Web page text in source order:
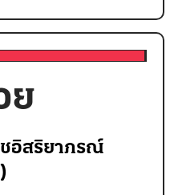
ย
ชอิสริยาภรณ์